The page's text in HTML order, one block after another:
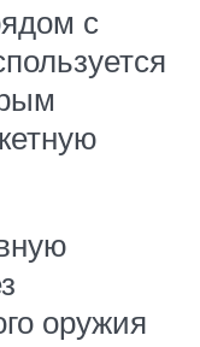
с
оружия